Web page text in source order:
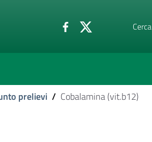
Cerca
prelievi / Cobalamina (vit.b12)